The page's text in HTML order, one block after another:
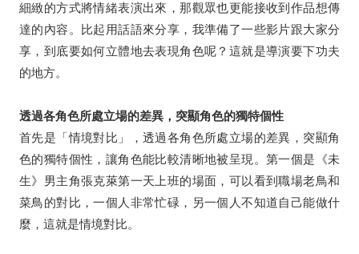
細緻的⽅式將情緒表演出來，那觀眾也更能接收到作品想傳
達的內容。比起用話語來分享，我準備了一些影片跟大家分
享，到底要如何立體地去表現角色呢？這就是導演要下功夫
的地方。
透過各⾓⾊所處立場的差異，突顯⾓⾊的獨特個性
首先是「情境對比」，透過各⾓⾊所處立場的差異，突顯⾓
⾊的獨特個性，讓角色能比較清晰地被呈現。第一個是《未
生》男主角張克萊第一天上班的場面，可以看到職場老鳥和
菜鳥的對比，一個人非常忙碌，另一個人不知道自己能做什
麼，這就是情境對比。